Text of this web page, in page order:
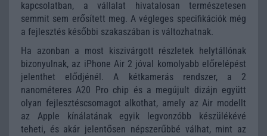
kapcsolatban, a vállalat hivatalosan természetesen
semmit sem erősített meg. A végleges specifikációk még
a fejlesztés későbbi szakaszában is változhatnak.
Ha azonban a most kiszivárgott részletek helytállónak
bizonyulnak, az iPhone Air 2 jóval komolyabb előrelépést
jelenthet elődjénél. A kétkamerás rendszer, a 2
nanométeres A20 Pro chip és a megújult dizájn együtt
olyan fejlesztéscsomagot alkothat, amely az Air modellt
az Apple kínálatának egyik legvonzóbb készülékévé
teheti, és akár jelentősen népszerűbbé válhat, mint az